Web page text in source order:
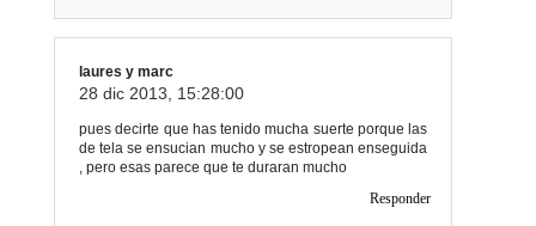
laures y marc
28 dic 2013, 15:28:00
pues decirte que has tenido mucha suerte porque las
de tela se ensucian mucho y se estropean enseguida
, pero esas parece que te duraran mucho
Responder